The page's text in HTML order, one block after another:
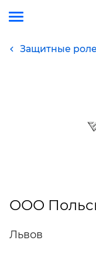
Защитные
ООО
Львов